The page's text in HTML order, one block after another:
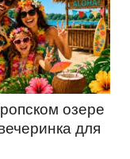
озере
для